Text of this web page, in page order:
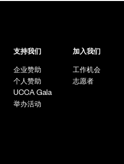
“艺术与科技”的理念，在科技与艺
就了众多伟大的“车轮上的艺术品”
览，正是出于凯迪拉克品牌对艺术
凯迪拉克不断追求创新突破的造车
力与前瞻思维的设计风格，旨在将
支持我们
企业赞助
个人赞助
UCCA Gala
举办活动
加入我们
工作机会
志愿者